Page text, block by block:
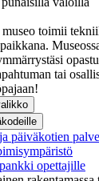
toimii
tai
päiväkotien
opettajille